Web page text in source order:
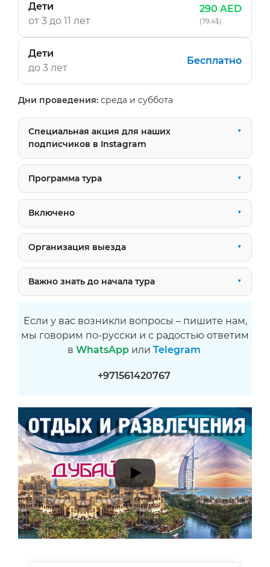
Дети
от 3 до 11 лет
290 AED
(79,4$)
Дети
до 3 лет
Бесплатно
Дни проведения: среда и суббота
Специальная акция для наших
подписчиков в Instagram
Программа тура
Включено
Организация выезда
Важно знать до начала тура
Если у вас возникли вопросы – пишите нам,
мы говорим по-русски и с радостью ответим
в WhatsApp или Telegram
+971561420767